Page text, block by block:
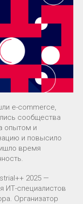
e-commerce,
сообщества
опытом и
и повысило
время
2025 —
ИТ-специалистов
Организатор